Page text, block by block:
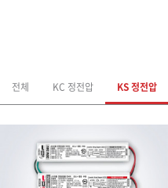
전체 KC 정전압 KS 정전압